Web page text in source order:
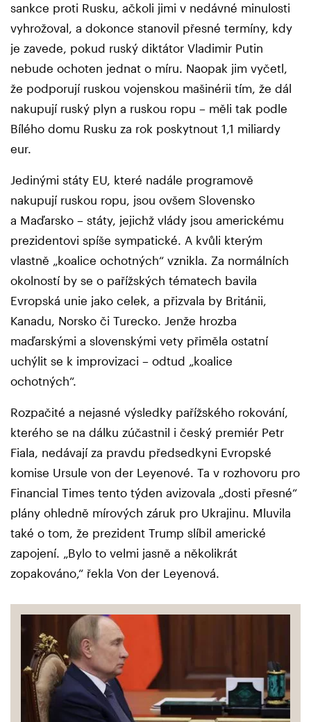
sankce proti Rusku, ačkoli jimi v nedávné minulosti
vyhrožoval, a dokonce stanovil přesné termíny, kdy
je zavede, pokud ruský diktátor Vladimir Putin
nebude ochoten jednat o míru. Naopak jim vyčetl,
že podporují ruskou vojenskou mašinérii tím, že dál
nakupují ruský plyn a ruskou ropu – měli tak podle
Bílého domu Rusku za rok poskytnout 1,1 miliardy
eur.
Jedinými státy EU, které nadále programově
nakupují ruskou ropu, jsou ovšem Slovensko
a Maďarsko – státy, jejichž vlády jsou americkému
prezidentovi spíše sympatické. A kvůli kterým
vlastně „koalice ochotných“ vznikla. Za normálních
okolností by se o pařížských tématech bavila
Evropská unie jako celek, a přizvala by Británii,
Kanadu, Norsko či Turecko. Jenže hrozba
maďarskými a slovenskými vety přiměla ostatní
uchýlit se k improvizaci – odtud „koalice
ochotných“.
Rozpačité a nejasné výsledky pařížského rokování,
kterého se na dálku zúčastnil i český premiér Petr
Fiala, nedávají za pravdu předsedkyni Evropské
komise Ursule von der Leyenové. Ta v rozhovoru pro
Financial Times tento týden avizovala „dosti přesné“
plány ohledně mírových záruk pro Ukrajinu. Mluvila
také o tom, že prezident Trump slíbil americké
zapojení. „Bylo to velmi jasně a několikrát
zopakováno,“ řekla Von der Leyenová.